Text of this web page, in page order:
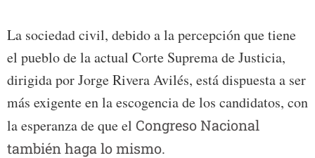
La sociedad civil, debido a la percepción que tiene
el pueblo de la actual Corte Suprema de Justicia,
dirigida por Jorge Rivera Avilés, está dispuesta a ser
más exigente en la escogencia de los candidatos, con
la esperanza de que el Congreso Nacional
también haga lo mismo.